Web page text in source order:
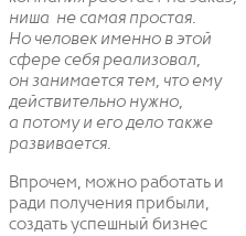
ниша не самая простая.
Но человек именно в этой
сфере себя реализовал,
он занимается тем, что ему
действительно нужно,
а потому и его дело также
развивается.
Впрочем, можно работать и
ради получения прибыли,
создать успешный бизнес